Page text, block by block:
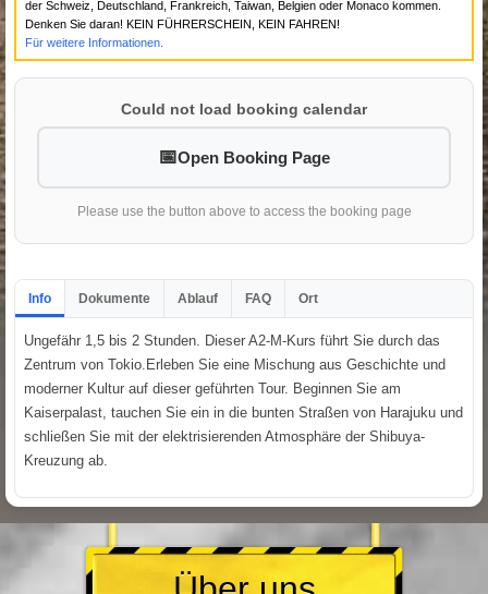
der Schweiz, Deutschland, Frankreich, Taiwan, Belgien oder Monaco kommen.
Denken Sie daran! KEIN FÜHRERSCHEIN, KEIN FAHREN!
Für weitere Informationen.
Could not load booking calendar
Open Booking Page
Please use the button above to access the booking page
Info Dokumente Ablauf FAQ Ort
Ungefähr 1,5 bis 2 Stunden. Dieser A2-M-Kurs führt Sie durch das
Zentrum von Tokio.Erleben Sie eine Mischung aus Geschichte und
moderner Kultur auf dieser geführten Tour. Beginnen Sie am
Kaiserpalast, tauchen Sie ein in die bunten Straßen von Harajuku und
schließen Sie mit der elektrisierenden Atmosphäre der Shibuya-
Kreuzung ab.